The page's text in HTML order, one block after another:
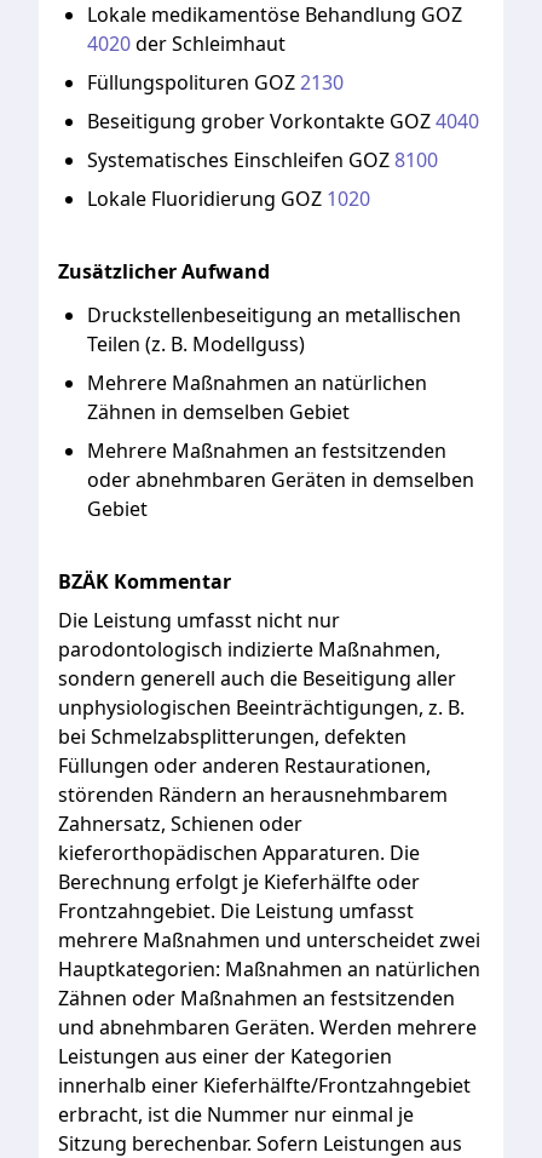
Lokale medikamentöse Behandlung GOZ
4020derSchleimhaut
Füllungspolituren GOZ2130
Beseitigung groberVorkontakte GOZ4040
Systematisches Einschleifen GOZ8100
Lokale Fluoridierung GOZ 1020
Zusätzlicher Aufwand
Druckstellenbeseitigung an metallischen
Teilen (z. B. Modellguss)
Mehrere Maßnahmen an natürlichen
Zähnen in demselben Gebiet
Mehrere Maßnahmen an festsitzenden
oderabnehmbaren Geräten in demselben
Gebiet
BZÄK Kommentar
Die Leistung umfasst nicht nur
parodontologisch indizierte Maßnahmen,
sondern generell auch die Beseitigung aller
unphysiologischen Beeinträchtigungen, z. B.
bei Schmelzabsplitterungen, defekten
Füllungen oderanderen Restaurationen,
störenden Rändern an herausnehmbarem
Zahnersatz, Schienen oder
kieferorthopädischen Apparaturen. Die
Berechnung erfolgt je Kieferhälfteoder
Frontzahngebiet. Die Leistung umfasst
mehrere Maßnahmen und unterscheidetzwei
Hauptkategorien: Maßnahmen an natürlichen
Zähnen oder Maßnahmen an festsitzenden
und abnehmbaren Geräten. Werden mehrere
Leistungen aus einerder Kategorien
innerhalb einer Kieferhälfte/Frontzahngebiet
erbracht, istdie Nummer nureinmal je
Sitzung berechenbar. Sofern Leistungen aus